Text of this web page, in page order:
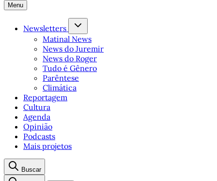
Menu
Newsletters
Matinal News
News do Juremir
News do Roger
Tudo é Gênero
Parêntese
Climática
Reportagem
Cultura
Agenda
Opinião
Podcasts
Mais projetos
Buscar